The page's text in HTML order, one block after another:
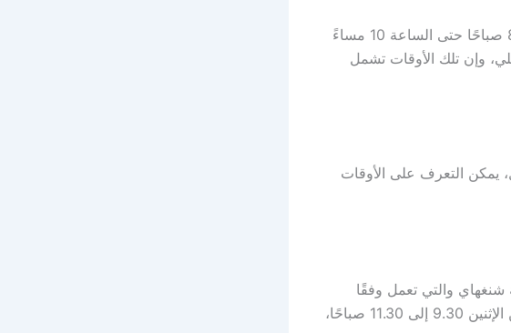
تبدأ أعمال التداول في بورصة فرانكفورت من الساعة 8 صباحًا حتى الساعة 10 مساءً
وإن تلك الأوقات تشمل
يمكن التعرف على الأوقات
والتي تعمل وفقًا
لتوقيت جرينتش من الإثنين إلى الجمعة على فترتين تبدأ الأولى من الإثنين 9.30 إلى 11.30 صباحًا،